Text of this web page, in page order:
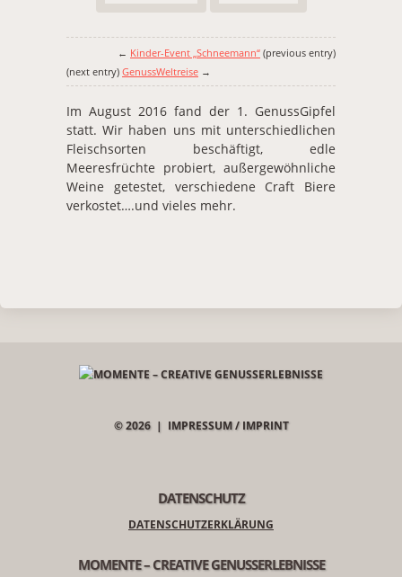
← Kinder-Event „Schneemann“ (previous entry)
(next entry) GenussWeltreise →
Im August 2016 fand der 1. GenussGipfel
statt. Wir haben uns mit unterschiedlichen
Fleischsorten beschäftigt, edle
Meeresfrüchte probiert, außergewöhnliche
Weine getestet, verschiedene Craft Biere
verkostet….und vieles mehr.
© 2026 | IMPRESSUM / IMPRINT
DATENSCHUTZ
DATENSCHUTZERKLÄRUNG
MOMENTE – CREATIVE GENUSSERLEBNISSE